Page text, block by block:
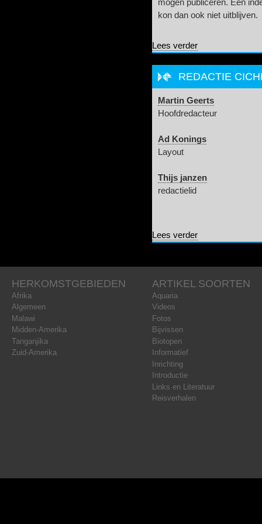
mogen publiceren. Een
kon dan ook niet uitblijven.
Lees verder
REDACTIE
Martin Geerts
Hoofdredacteur
Ad Konings
Layout
Thijs janzen
redactielid
Lees verder
HERKOMSTGEBIEDEN
Afrika
Algemeen
Malawi
Midden-Amerika
Tanganjika
Zuid-Amerika
ARTIKEL SOORTEN
Aquaria
Videos
Fotos
Bijvissen
Biotopen
Informatief
Inrichting
Introductie
Links en Literatuur
Reisverhalen